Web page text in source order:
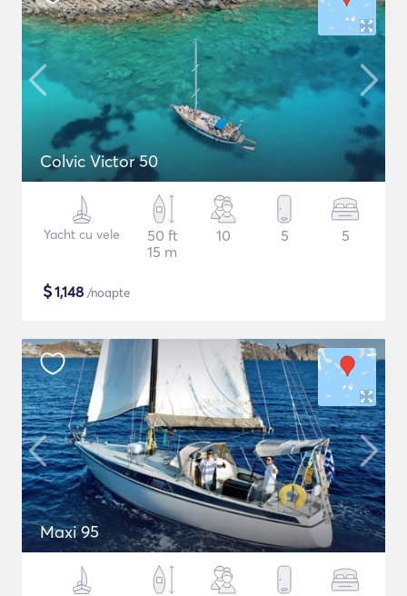
Colvic Victor 50
Yacht cu vele
50 ft
15 m
10 5 5
$1,148 /noapte
Maxi 95